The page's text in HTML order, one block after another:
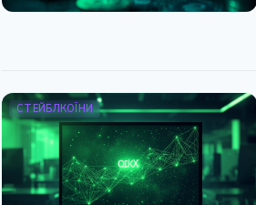
СТЕЙБЛКОЇНИ